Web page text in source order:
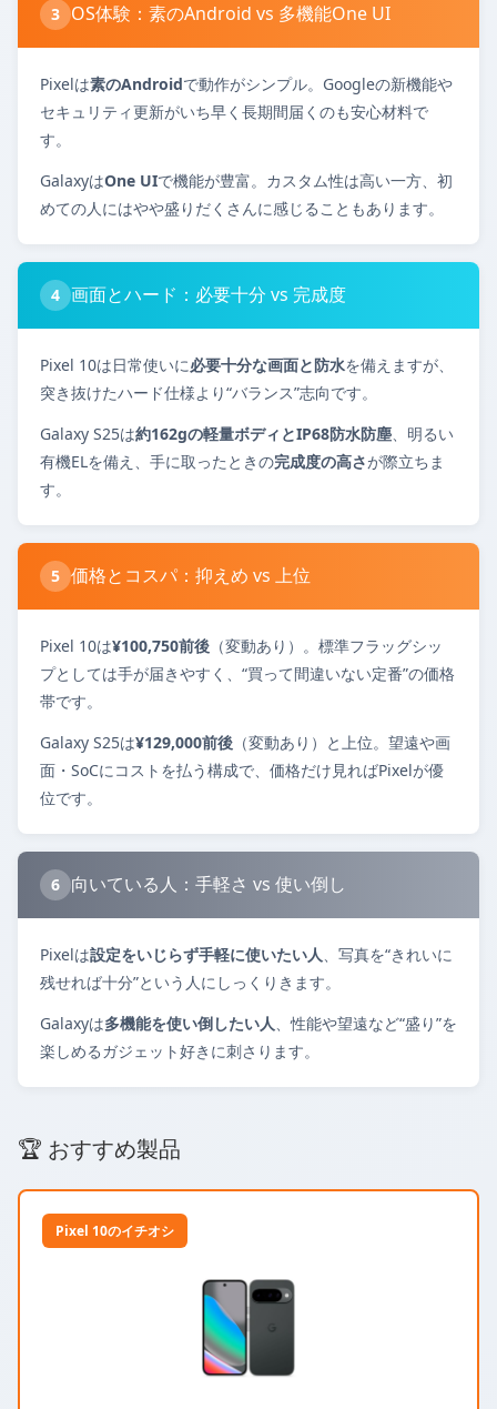
3 OS体験：素のAndroid vs 多機能One UI
Pixelは素のAndroidで動作がシンプル。Googleの新機能や
セキュリティ更新がいち早く長期間届くのも安心材料で
す。
GalaxyはOne UIで機能が豊富。カスタム性は高い一方、初
めての人にはやや盛りだくさんに感じることもあります。
4 画面とハード：必要十分 vs 完成度
Pixel 10は日常使いに必要十分な画面と防水を備えますが、
突き抜けたハード仕様より“バランス”志向です。
Galaxy S25は約162gの軽量ボディとIP68防水防塵 、明るい
有機ELを備え、手に取ったときの完成度の高さが際立ちま
す。
5 価格とコスパ：抑えめ vs 上位
Pixel 10は¥100,750前後 （変動あり）。標準フラッグシッ
プとしては手が届きやすく、“買って間違いない定番”の価格
帯です。
Galaxy S25は¥129,000前後 （変動あり）と上位。望遠や画
面・SoCにコストを払う構成で、価格だけ見ればPixelが優
位です。
6 向いている人：手軽さ vs 使い倒し
Pixelは設定をいじらず手軽に使いたい人
、写真を“きれいに
残せれば十分”という人にしっくりきます。
Galaxyは多機能を使い倒したい人
、性能や望遠など“盛り”を
楽しめるガジェット好きに刺さります。
🏆 おすすめ製品
Pixel 10のイチオシ